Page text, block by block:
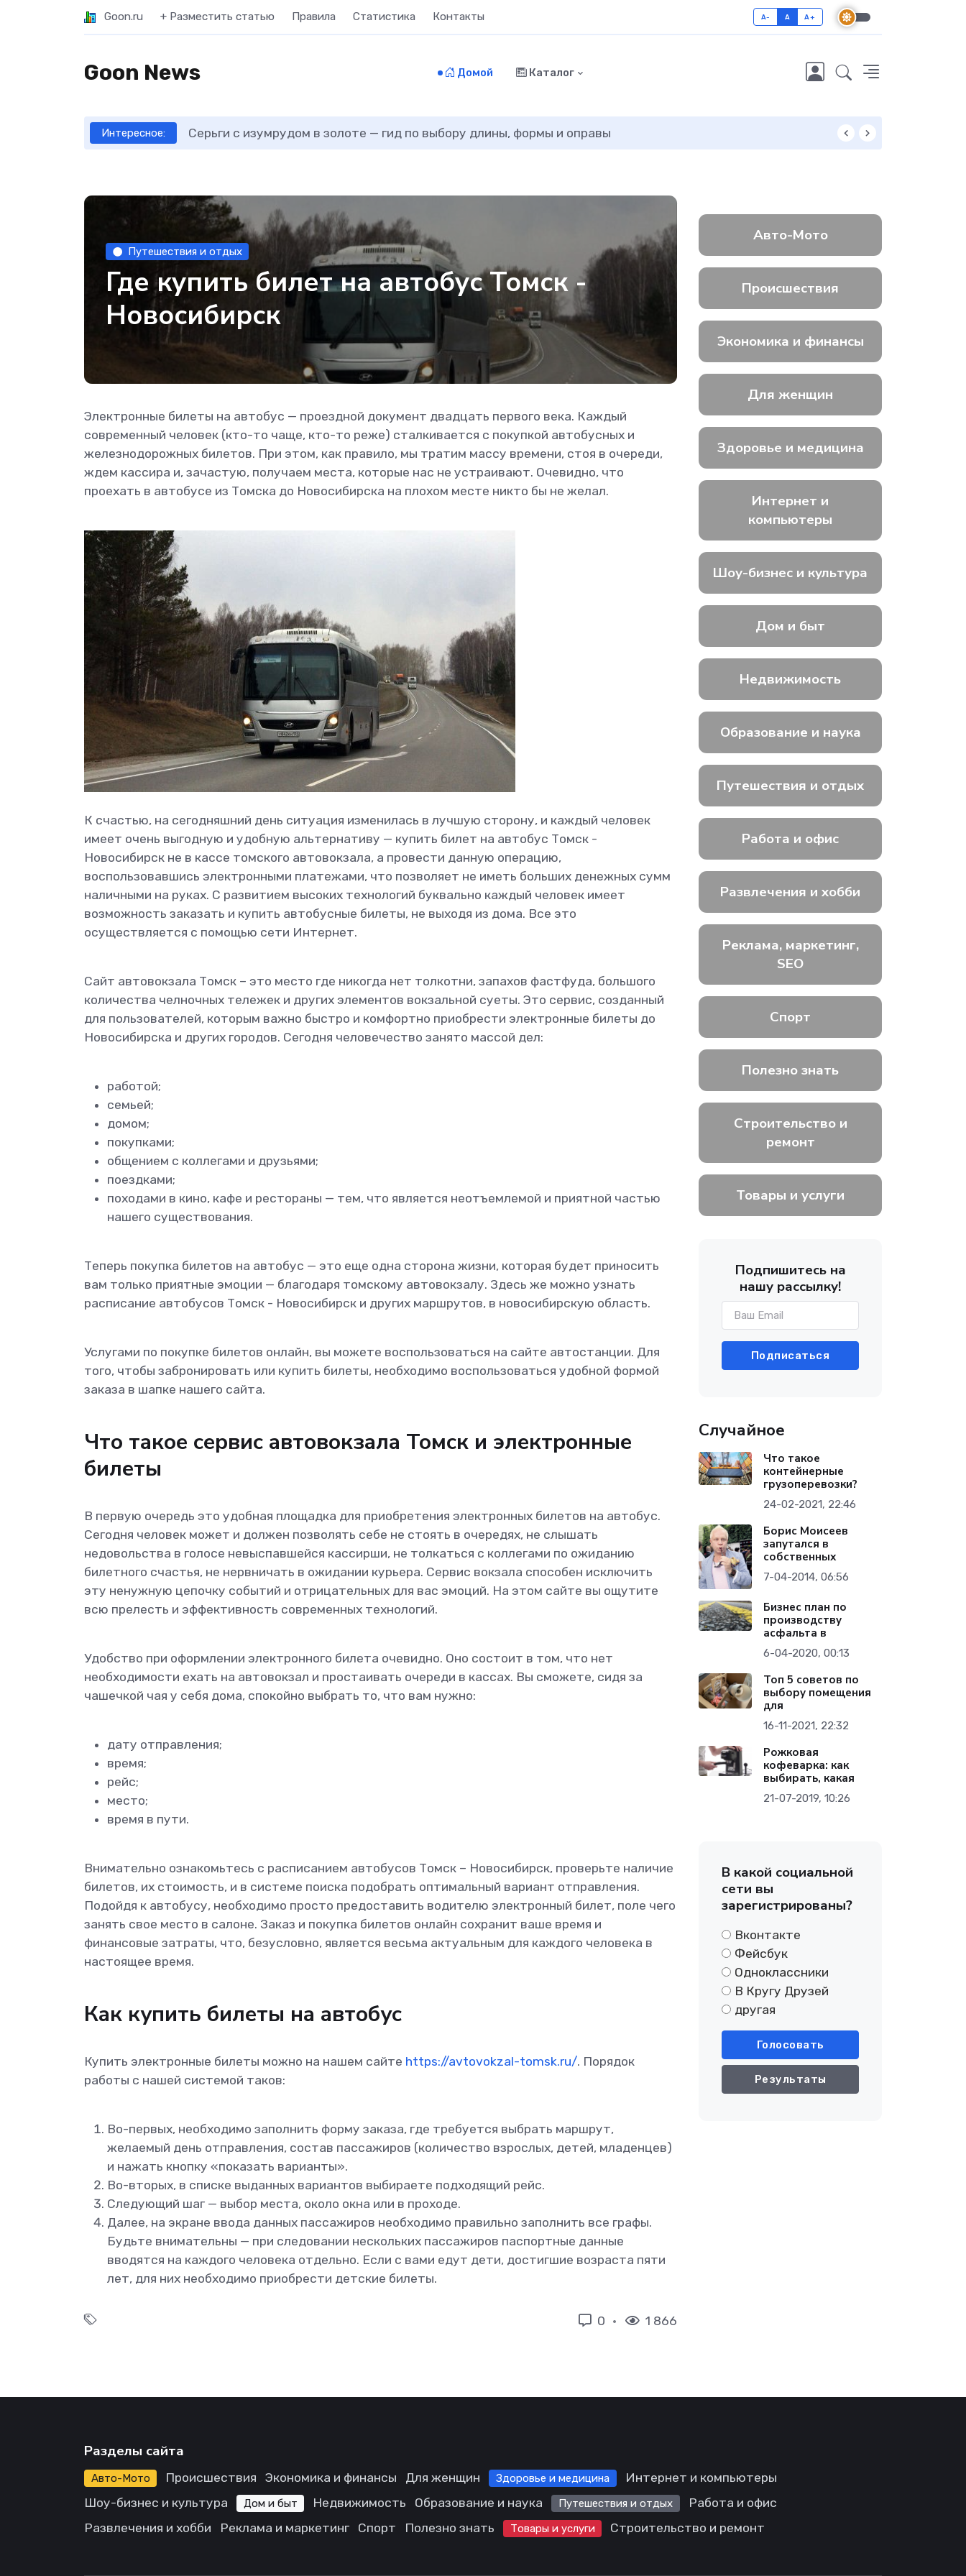
Goon.ru + Разместить статью Правила Статистика Контакты A- A A+
Goon News Домой Каталог
Интересное: Серьги с изумрудом в золоте — гид по выбору длины, формы и оправы
Путешествия и отдых
Где купить билет на автобус Томск -
Новосибирск
Электронные билеты на автобус — проездной документ двадцать первого века. Каждый
современный человек (кто-то чаще, кто-то реже) сталкивается с покупкой автобусных и
железнодорожных билетов. При этом, как правило, мы тратим массу времени, стоя в очереди,
ждем кассира и, зачастую, получаем места, которые нас не устраивают. Очевидно, что
проехать в автобусе из Томска до Новосибирска на плохом месте никто бы не желал.
К счастью, на сегодняшний день ситуация изменилась в лучшую сторону, и каждый человек
имеет очень выгодную и удобную альтернативу — купить билет на автобус Томск -
Новосибирск не в кассе томского автовокзала, а провести данную операцию,
воспользовавшись электронными платежами, что позволяет не иметь больших денежных сумм
наличными на руках. С развитием высоких технологий буквально каждый человек имеет
возможность заказать и купить автобусные билеты, не выходя из дома. Все это
осуществляется с помощью сети Интернет.
Сайт автовокзала Томск – это место где никогда нет толкотни, запахов фастфуда, большого
количества челночных тележек и других элементов вокзальной суеты. Это сервис, созданный
для пользователей, которым важно быстро и комфортно приобрести электронные билеты до
Новосибирска и других городов. Сегодня человечество занято массой дел:
работой;
семьей;
домом;
покупками;
общением с коллегами и друзьями;
поездками;
походами в кино, кафе и рестораны — тем, что является неотъемлемой и приятной частью
нашего существования.
Теперь покупка билетов на автобус — это еще одна сторона жизни, которая будет приносить
вам только приятные эмоции — благодаря томскому автовокзалу. Здесь же можно узнать
расписание автобусов Томск - Новосибирск и других маршрутов, в новосибирскую область.
Услугами по покупке билетов онлайн, вы можете воспользоваться на сайте автостанции. Для
того, чтобы забронировать или купить билеты, необходимо воспользоваться удобной формой
заказа в шапке нашего сайта.
Что такое сервис автовокзала Томск и электронные
билеты
В первую очередь это удобная площадка для приобретения электронных билетов на автобус.
Сегодня человек может и должен позволять себе не стоять в очередях, не слышать
недовольства в голосе невыспавшейся кассирши, не толкаться с коллегами по ожиданию
билетного счастья, не нервничать в ожидании курьера. Сервис вокзала способен исключить
эту ненужную цепочку событий и отрицательных для вас эмоций. На этом сайте вы ощутите
всю прелесть и эффективность современных технологий.
Удобство при оформлении электронного билета очевидно. Оно состоит в том, что нет
необходимости ехать на автовокзал и простаивать очереди в кассах. Вы сможете, сидя за
чашечкой чая у себя дома, спокойно выбрать то, что вам нужно:
дату отправления;
время;
рейс;
место;
время в пути.
Внимательно ознакомьтесь с расписанием автобусов Томск – Новосибирск, проверьте наличие
билетов, их стоимость, и в системе поиска подобрать оптимальный вариант отправления.
Подойдя к автобусу, необходимо просто предоставить водителю электронный билет, поле чего
занять свое место в салоне. Заказ и покупка билетов онлайн сохранит ваше время и
финансовые затраты, что, безусловно, является весьма актуальным для каждого человека в
настоящее время.
Как купить билеты на автобус
Купить электронные билеты можно на нашем сайте https://avtovokzal-tomsk.ru/. Порядок
работы с нашей системой таков:
Во-первых, необходимо заполнить форму заказа, где требуется выбрать маршрут,
желаемый день отправления, состав пассажиров (количество взрослых, детей, младенцев)
и нажать кнопку «показать варианты».
Во-вторых, в списке выданных вариантов выбираете подходящий рейс.
Следующий шаг — выбор места, около окна или в проходе.
Далее, на экране ввода данных пассажиров необходимо правильно заполнить все графы.
Будьте внимательны — при следовании нескольких пассажиров паспортные данные
вводятся на каждого человека отдельно. Если с вами едут дети, достигшие возраста пяти
лет, для них необходимо приобрести детские билеты.
0 1 866
Авто-Мото
Происшествия
Экономика и финансы
Для женщин
Здоровье и медицина
Интернет и
компьютеры
Шоу-бизнес и культура
Дом и быт
Недвижимость
Образование и наука
Путешествия и отдых
Работа и офис
Развлечения и хобби
Реклама, маркетинг,
SEO
Спорт
Полезно знать
Строительство и
ремонт
Товары и услуги
Подпишитесь на
нашу рассылку!
Подписаться
Случайное
Что такое
контейнерные
грузоперевозки?
24-02-2021, 22:46
Борис Моисеев
запутался в
собственных
7-04-2014, 06:56
Бизнес план по
производству
асфальта в
6-04-2020, 00:13
Топ 5 советов по
выбору помещения
для
16-11-2021, 22:32
Рожковая
кофеварка: как
выбирать, какая
21-07-2019, 10:26
В какой социальной
сети вы
зарегистрированы?
Вконтакте
Фейсбук
Одноклассники
В Кругу Друзей
другая
Голосовать
Результаты
Разделы сайта
Авто-Мото Происшествия Экономика и финансы Для женщин Здоровье и медицина
Интернет и компьютеры
Шоу-бизнес и культура
Дом и быт Недвижимость Образование и наука Путешествия и отдых
Работа и офис
Развлечения и хобби
Реклама и маркетинг Спорт Полезно знать Товары и услуги Строительство и ремонт